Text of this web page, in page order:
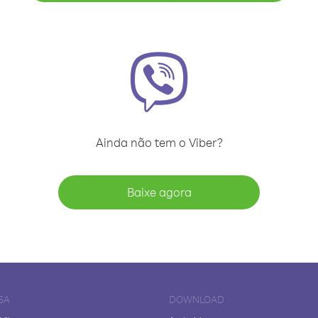
Ainda não tem o Viber?
Baixe agora
DOWNLOAD